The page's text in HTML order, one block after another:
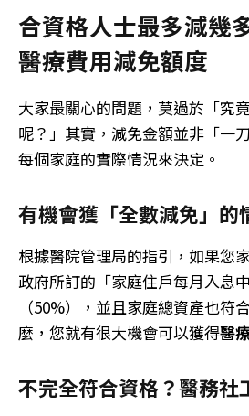
合資格人士最多減幾
醫療費用減免額度
大家最關心的問題，莫過於「究
呢？」其實，減免金額並非「一
每個家庭的實際情況來決定。
有機會獲「全數減免」的
根據醫院管理局的指引，如果您
政府所訂的「家庭住戶每月入息
（50%），並且家庭總資產也符
麼，您就有很大機會可以獲得醫
不完全符合資格？醫務社